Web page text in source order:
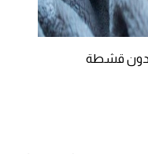
قشطة